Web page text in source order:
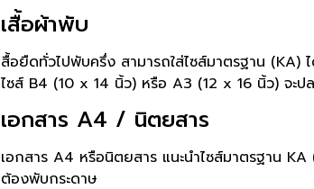
เสื้อผ้าพับ
สื้อยืดทั่วไปพับครึ่ง สามารถใส่ไซส์มาตรฐาน (KA)
ไซส์ B4 (10 x 14 นิ้ว) หรือ A3 (12 x 16 นิ้ว) จะ
เอกสาร A4 / นิตยสาร
เอกสาร A4 หรือนิตยสาร แนะนำไซส์มาตรฐาน
ต้องพับกระดาษ